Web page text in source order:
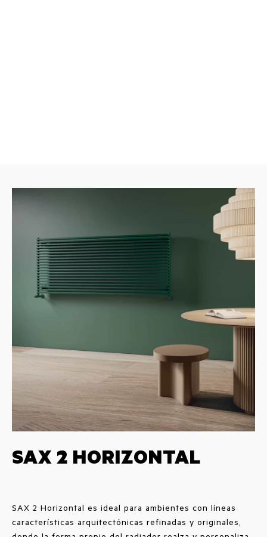
SAX 2 HORIZONTAL
SAX 2 Horizontal es ideal para ambientes con líneas
características arquitectónicas refinadas y originales,